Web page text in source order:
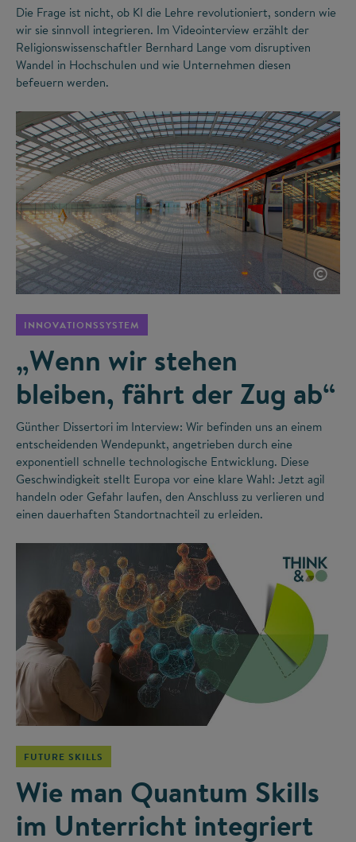
Die Frage ist nicht, ob KI die Lehre revolutioniert, sondern wie
wir sie sinnvoll integrieren. Im Videointerview erzählt der
Religionswissenschaftler Bernhard Lange vom disruptiven
Wandel in Hochschulen und wie Unternehmen diesen
befeuern werden.
©
INNOVATIONSSYSTEM
„Wenn wir stehen
bleiben, fährt der Zug ab“
Günther Dissertori im Interview: Wir befinden uns an einem
entscheidenden Wendepunkt, angetrieben durch eine
exponentiell schnelle technologische Entwicklung. Diese
Geschwindigkeit stellt Europa vor eine klare Wahl: Jetzt agil
handeln oder Gefahr laufen, den Anschluss zu verlieren und
einen dauerhaften Standortnachteil zu erleiden.
FUTURE SKILLS
Wie man Quantum Skills
im Unterricht integriert